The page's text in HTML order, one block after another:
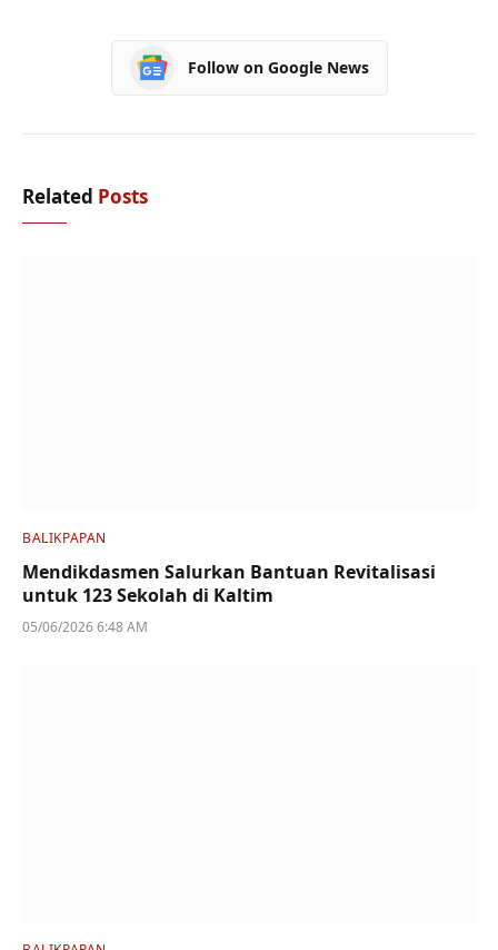
Follow on Google News
Related Posts
BALIKPAPAN
Mendikdasmen Salurkan Bantuan Revitalisasi
untuk 123 Sekolah di Kaltim
05/06/2026 6:48 AM